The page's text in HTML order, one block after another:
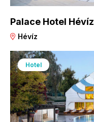
Palace Hotel Hévíz
Hévíz
Hotel